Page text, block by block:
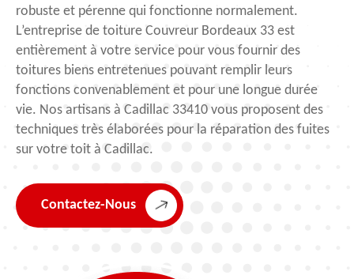
robuste et pérenne qui fonctionne normalement.
L’entreprise de toiture Couvreur Bordeaux 33 est
entièrement à votre service pour vous fournir des
toitures biens entretenues pouvant remplir leurs
fonctions convenablement et pour une longue durée
vie. Nos artisans à Cadillac 33410 vous proposent des
techniques très élaborées pour la réparation des fuites
sur votre toit à Cadillac.
Contactez-Nous